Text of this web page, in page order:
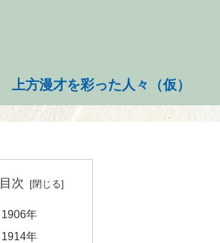
上方漫才を彩った人々（仮）
目次
1906年
1914年